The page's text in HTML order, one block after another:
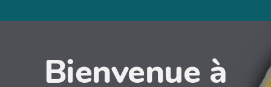
Bienvenue à